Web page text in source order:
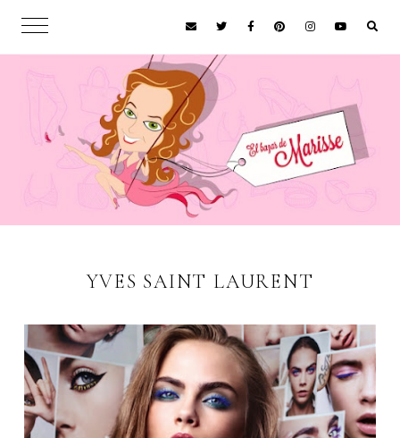
YVES SAINT LAURENT